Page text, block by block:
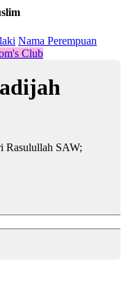
Nama Perempuan
Club
Rasulullah SAW;